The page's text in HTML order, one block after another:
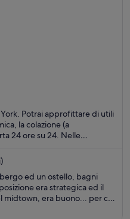
Potrai approfittare di utili
la colazione (a
24 ore su 24. Nelle
i
Central Terminal e 5th
ed un ostello, bagni
era strategica ed il
midtown, era buono... per chi
non ha la puzza sotto il